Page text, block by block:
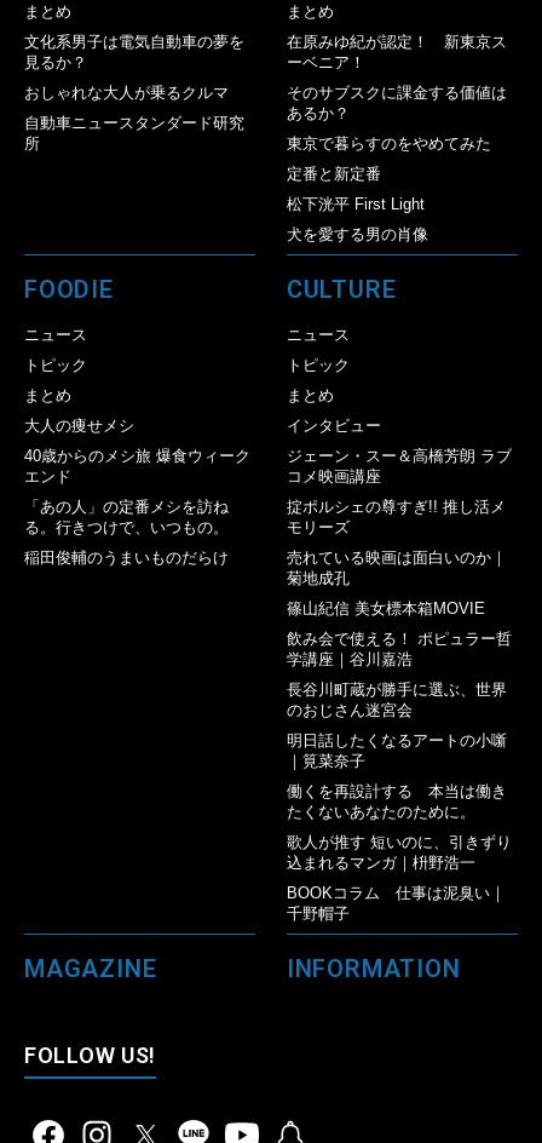
まとめ
文化系男子は電気自動車の夢を
見るか？
おしゃれな大人が乗るクルマ
自動車ニュースタンダード研究
所
まとめ
在原みゆ紀が認定！ 新東京ス
ーベニア！
そのサブスクに課金する価値は
あるか？
東京で暮らすのをやめてみた
定番と新定番
松下洸平 First Light
犬を愛する男の肖像
FOODIE
ニュース
トピック
まとめ
大人の痩せメシ
40歳からのメシ旅 爆食ウィーク
エンド
「あの人」の定番メシを訪ね
る。行きつけで、いつもの。
稲田俊輔のうまいものだらけ
CULTURE
ニュース
トピック
まとめ
インタビュー
ジェーン・スー＆高橋芳朗 ラブ
コメ映画講座
掟ポルシェの尊すぎ!! 推し活メ
モリーズ
売れている映画は面白いのか｜
菊地成孔
篠山紀信 美女標本箱MOVIE
飲み会で使える！ ポピュラー哲
学講座｜谷川嘉浩
長谷川町蔵が勝手に選ぶ、世界
のおじさん迷宮会
明日話したくなるアートの小噺
｜筧菜奈子
働くを再設計する 本当は働き
たくないあなたのために。
歌人が推す 短いのに、引きずり
込まれるマンガ｜枡野浩一
BOOKコラム 仕事は泥臭い｜
千野帽子
MAGAZINE INFORMATION
FOLLOW US!